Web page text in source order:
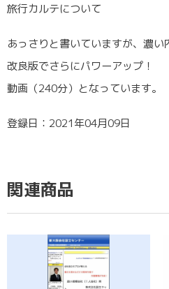
旅行カルテについて
あっさりと書いていますが、濃い
改良版でさらにパワーアップ！
動画（240分）となっています。
登録日：2021年04月09日
関連商品